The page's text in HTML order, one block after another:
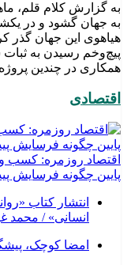
هیاهوی این جهان گذر
پیچ‌وخم رسیدن به
همکاری در چندین
اقتصادی
اقتصاد روزمره: کسب‌ و
پایین چگونه فرسایش
انتشار کتاب
انسانی» / محمد
امضا کوچک،